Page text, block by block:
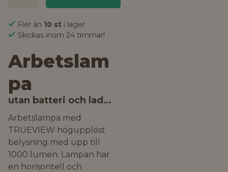
Fler än 10 st i lager
Skickas inom 24 timmar!
Arbetslam
pa
utan batteri och laddare
Arbetslampa med
TRUEVIEW högupplöst
belysning med upp till
1000 lumen. Lampan har
en horisontell och